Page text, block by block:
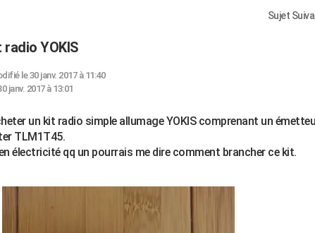
Sujet
YOKIS
le 30 janv. 2017 à 11:40
janv. 2017 à 13:01
un kit radio simple allumage YOKIS comprenant un
TLM1T45.
électricité qq un pourrais me dire comment brancher ce kit.